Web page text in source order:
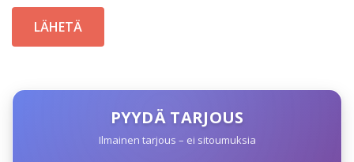
PYYDÄ TARJOUS
Ilmainen tarjous – ei sitoumuksia